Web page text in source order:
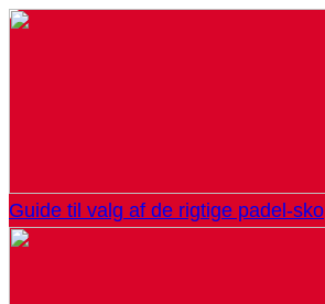
Guide til valg af de rigtige padel-sko